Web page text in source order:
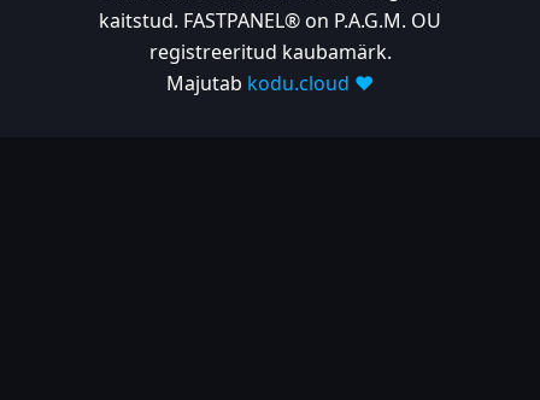
kaitstud. FASTPANEL® on P.A.G.M. OU
registreeritud kaubamärk.
Majutab kodu.cloud ❤️